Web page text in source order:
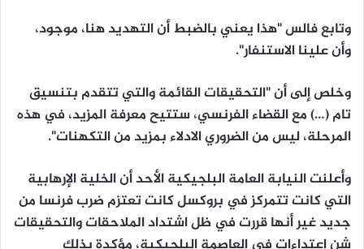
وتابع فالس "هذا يعني بالضبط أن التهديد هنا، موجود،
وأن علينا الاستنفار".
وخلص إلى أن "التحقيقات القائمة والتي تتقدم بتنسيق
تام (…) مع القضاء الفرنسي، ستتيح معرفة المزيد، في هذه
المرحلة، ليس من الضروري الادلاء بمزيد من التكهنات".
وأعلنت النيابة العامة البلجيكية الأحد أن الخلية الإرهابية
التي كانت تتمركز في بروكسل كانت تعتزم ضرب فرنسا من
جديد غير أنها قررت في ظل اشتداد الملاحقات والتحقيقات